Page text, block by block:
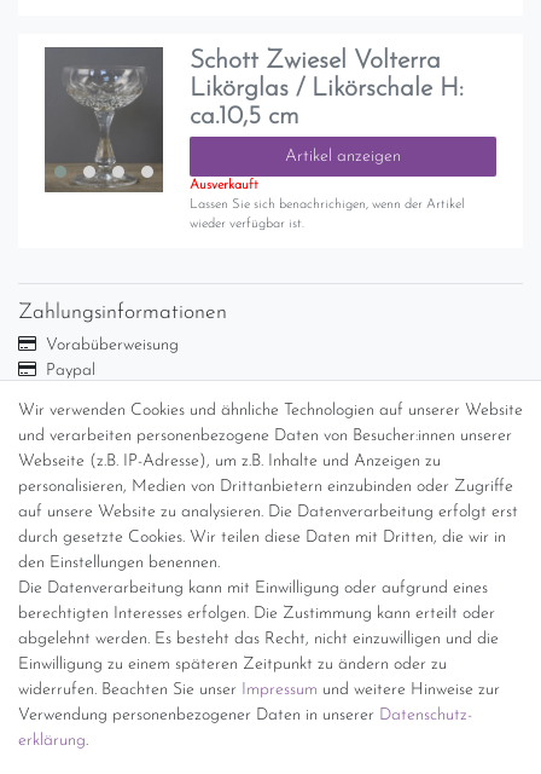
Schott Zwiesel Volterra
Likörglas / Likörschale H:
ca.10,5 cm
Artikel anzeigen
Ausverkauft
Lassen Sie sich benachrichigen, wenn der Artikel
wieder verfügbar ist.
Wir verwenden Cookies und ähnliche Technologien auf unserer Website
und verarbeiten personenbezogene Daten von Besucher:innen unserer
Webseite (z.B. IP-Adresse), um z.B. Inhalte und Anzeigen zu
personalisieren, Medien von Drittanbietern einzubinden oder Zugriffe
auf unsere Website zu analysieren. Die Datenverarbeitung erfolgt erst
durch gesetzte Cookies. Wir teilen diese Daten mit Dritten, die wir in
den Einstellungen benennen.
Die Datenverarbeitung kann mit Einwilligung oder aufgrund eines
berechtigten Interesses erfolgen. Die Zustimmung kann erteilt oder
abgelehnt werden. Es besteht das Recht, nicht einzuwilligen und die
Einwilligung zu einem späteren Zeitpunkt zu ändern oder zu
widerrufen. Beachten Sie unser Impressum und weitere Hinweise zur
Verwendung personenbezogener Daten in unserer Daten­schutz­
erklärung.
Zahlungsinformationen
Vorabüberweisung
Paypal
Versandinformationen
Versand per GLS (6,90 Euro) oder DHL (8,49 Euro ) inkl. MwSt.
(innerhalb Deutschlands)
kostenfreie Lieferung ab 150 Euro Warenwert (innerhalb
Deutschlands)
Übersicht Internationale Versandkosten
Wir kaufen an
Sie haben zuviel Porzellan im Schrank? Gerne kaufen wir dieses an.
Einfach unverbindliches Angebot anfordern.